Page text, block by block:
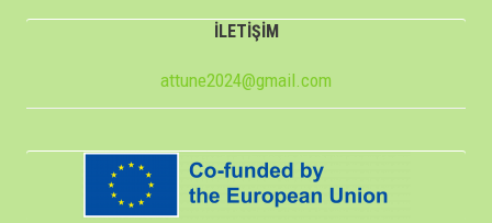
İLETİŞİM
attune2024@gmail.com